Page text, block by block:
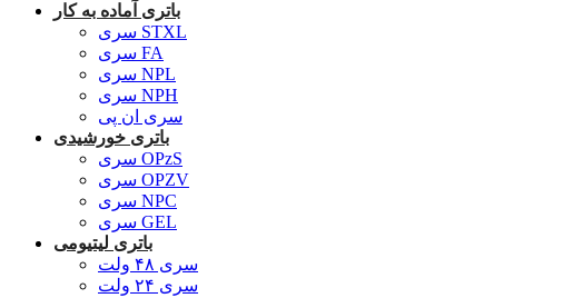
باتری آماده به کار
سری STXL
سری FA
سری NPL
سری NPH
سری ان پی
باتری خورشیدی
سری OPzS
سری OPZV
سری NPC
سری GEL
باتری لیتیومی
سری ۴۸ ولت
سری ۲۴ ولت